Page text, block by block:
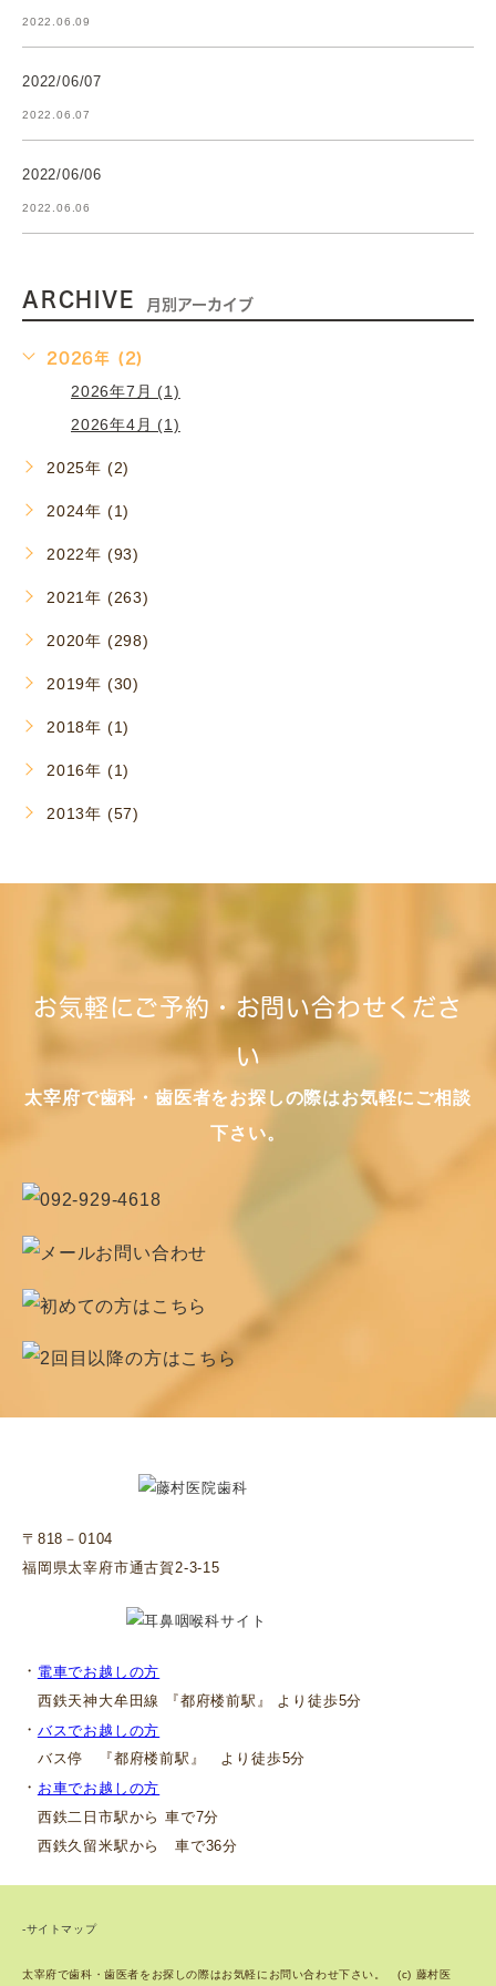
2022.06.09
2022/06/07
2022.06.07
2022/06/06
2022.06.06
ARCHIVE 月別アーカイブ
2026年 (2)
2026年7月 (1)
2026年4月 (1)
2025年 (2)
2024年 (1)
2022年 (93)
2021年 (263)
2020年 (298)
2019年 (30)
2018年 (1)
2016年 (1)
2013年 (57)
お気軽にご予約・お問い合わせくださ
い
太宰府で歯科・歯医者をお探しの際はお気軽にご相談
下さい。
〒818－0104
福岡県太宰府市通古賀2-3-15
・ 電車でお越しの方
西鉄天神大牟田線 『都府楼前駅』 より徒歩5分
・ バスでお越しの方
バス停 『都府楼前駅』 より徒歩5分
・ お車でお越しの方
西鉄二日市駅から 車で7分
西鉄久留米駅から 車で36分
-サイトマップ
太宰府で歯科・歯医者をお探しの際はお気軽にお問い合わせ下さい。 (c) 藤村医